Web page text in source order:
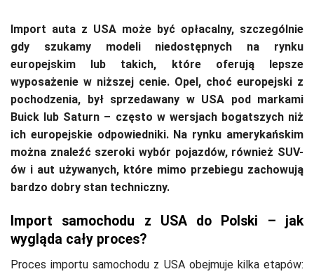
Import auta z USA może być opłacalny, szczególnie
gdy szukamy modeli niedostępnych na rynku
europejskim lub takich, które oferują lepsze
wyposażenie w niższej cenie. Opel, choć europejski z
pochodzenia, był sprzedawany w USA pod markami
Buick lub Saturn – często w wersjach bogatszych niż
ich europejskie odpowiedniki. Na rynku amerykańskim
można znaleźć szeroki wybór pojazdów, również SUV-
ów i aut używanych, które mimo przebiegu zachowują
bardzo dobry stan techniczny.
Import samochodu z USA do Polski – jak
wygląda cały proces?
Proces importu samochodu z USA obejmuje kilka etapów: